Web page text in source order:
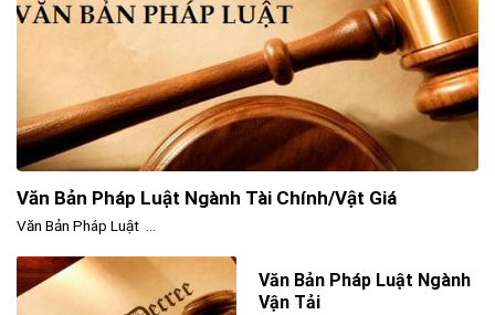
Văn Bản Pháp Luật Ngành Tài Chính/Vật Giá
Văn Bản Pháp Luật ...
Văn Bản Pháp Luật Ngành
Vận Tải